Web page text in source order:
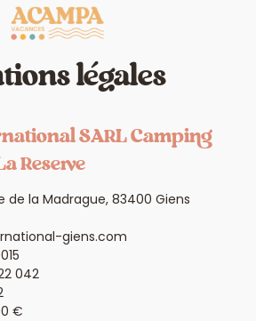
légales
SARL Camping
Reserve
de la Madrague, 83400 Giens
giens.com
042
€